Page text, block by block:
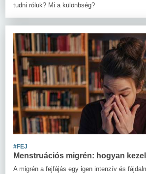
tudni róluk? Mi a különbség?
#FEJ
Menstruációs migrén: hogyan
A migrén a fejfájás egy igen intenzív és